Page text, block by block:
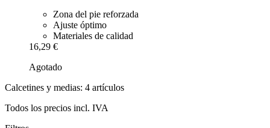
Zona del pie reforzada
Ajuste óptimo
Materiales de calidad
16,29 €
Agotado
Calcetines y medias: 4 artículos
Todos los precios incl. IVA